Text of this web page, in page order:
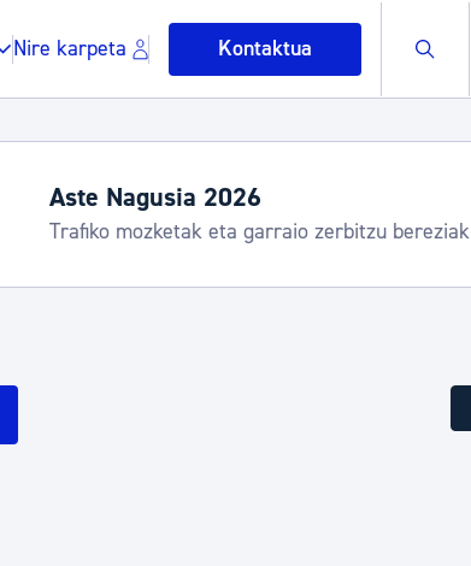
Nire karpeta Kontaktua Buscar
Gune publikoa, hondakinak eta ingurumena
Aste Nagusia 2026
Trafiko mozketak eta garraio zerbitzu bereziak